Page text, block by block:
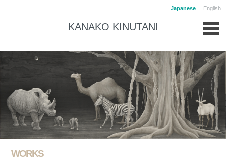
Japanese English
KANAKO KINUTANI
WORKS